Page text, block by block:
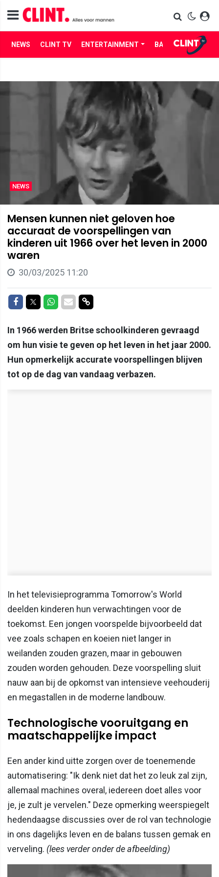
NEWS CLINT TV ENTERTAINMENT BABES LIFE
NEWS
Mensen kunnen niet geloven hoe
accuraat de voorspellingen van
kinderen uit 1966 over het leven in 2000
waren
30/03/2025 11:20
Delen op Facebook
Delen op Twitter
Delen op Whatsapp
Delen via Mail
Delen via link
In 1966 werden Britse schoolkinderen gevraagd
om hun visie te geven op het leven in het jaar 2000.
Hun opmerkelijk accurate voorspellingen blijven
tot op de dag van vandaag verbazen.
In het televisieprogramma Tomorrow's World
deelden kinderen hun verwachtingen voor de
toekomst. Een jongen voorspelde bijvoorbeeld dat
vee zoals schapen en koeien niet langer in
weilanden zouden grazen, maar in gebouwen
zouden worden gehouden. Deze voorspelling sluit
nauw aan bij de opkomst van intensieve veehouderij
en megastallen in de moderne landbouw.
Technologische vooruitgang en
maatschappelijke impact
Een ander kind uitte zorgen over de toenemende
automatisering: "Ik denk niet dat het zo leuk zal zijn,
allemaal machines overal, iedereen doet alles voor
je, je zult je vervelen." Deze opmerking weerspiegelt
hedendaagse discussies over de rol van technologie
in ons dagelijks leven en de balans tussen gemak en
verveling. (lees verder onder de afbeelding)